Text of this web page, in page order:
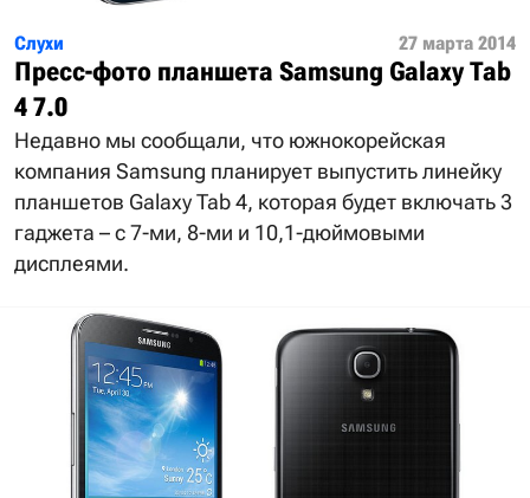
Слухи 27 марта 2014
Пресс-фото планшета Samsung Galaxy Tab
4 7.0
Недавно мы сообщали, что южнокорейская
компания Samsung планирует выпустить линейку
планшетов Galaxy Tab 4, которая будет включать 3
гаджета – с 7-ми, 8-ми и 10,1-дюймовыми
дисплеями.